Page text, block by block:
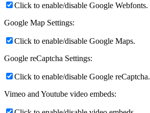
Click to enable/disable Google Webfonts.
Google Map Settings:
Click to enable/disable Google Maps.
Google reCaptcha Settings:
Click to enable/disable Google reCaptcha.
Vimeo and Youtube video embeds: